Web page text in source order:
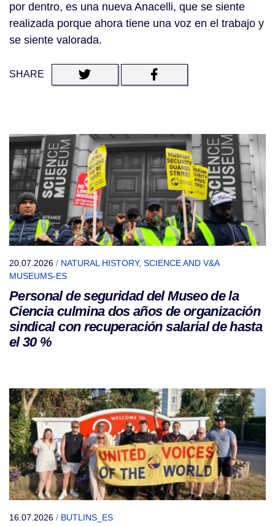
por dentro, es una nueva Anacelli, que se siente
realizada porque ahora tiene una voz en el trabajo y
se siente valorada.
SHARE
20.07.2026 / NATURAL HISTORY, SCIENCE AND V&A
MUSEUMS-ES
Personal de seguridad del Museo de la
Ciencia culmina dos años de organización
sindical con recuperación salarial de hasta
el 30 %
16.07.2026 / BUTLINS_ES